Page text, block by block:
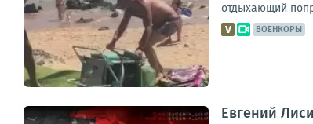
отдыхающий
ВОЕНКОРЫ
Евгений